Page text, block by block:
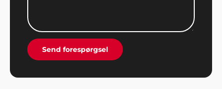
Send forespørgsel